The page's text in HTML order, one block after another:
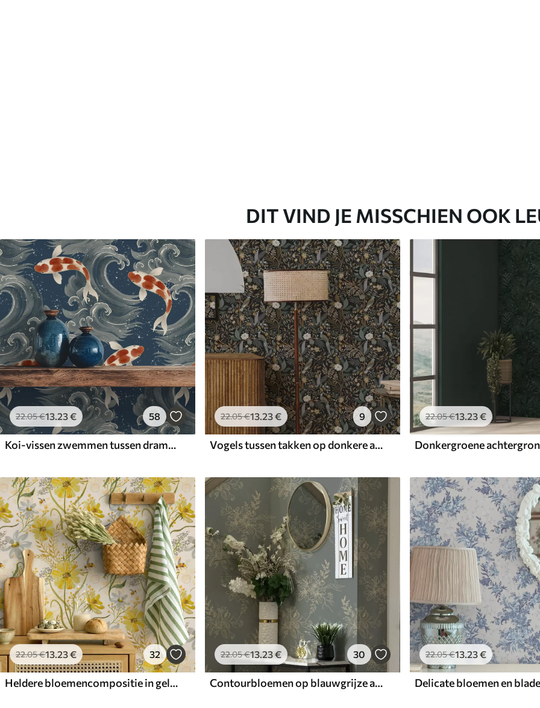
DIT VIND JE MISSCHIEN OOK
22.05€13.23€ 58
Koi-vissen zwemmen tussen dramatische oceaangolven
22.05€13.23€ 9
Vogels tussen takken op donkere achtergrond
22.05€13.23€
22.05€13.23€ 32
Heldere bloemencompositie in gele kleur
22.05€13.23€ 30
Contourbloemen op blauwgrijze achtergrond, elegant botanisch patroon
22.05€13.23€